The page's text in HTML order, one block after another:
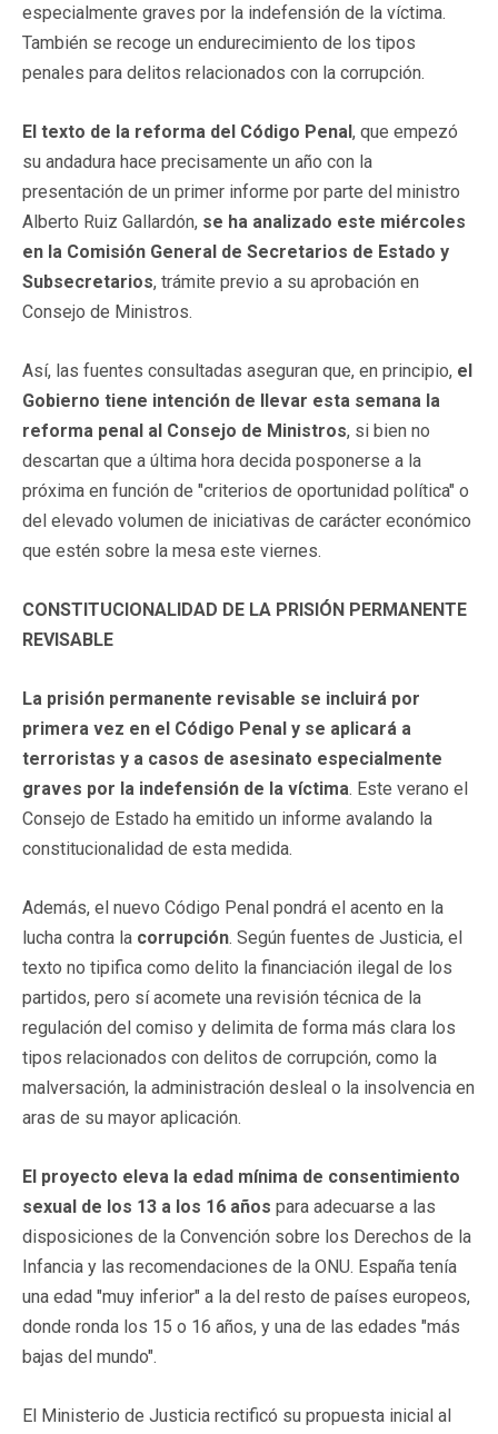
especialmente graves por la indefensión de la víctima.
También se recoge un endurecimiento de los tipos
penales para delitos relacionados con la corrupción.
El texto de la reforma del Código Penal, que empezó
su andadura hace precisamente un año con la
presentación de un primer informe por parte del ministro
Alberto Ruiz Gallardón, se ha analizado este miércoles
en la Comisión General de Secretarios de Estado y
Subsecretarios, trámite previo a su aprobación en
Consejo de Ministros.
Así, las fuentes consultadas aseguran que, en principio, el
Gobierno tiene intención de llevar esta semana la
reforma penal al Consejo de Ministros, si bien no
descartan que a última hora decida posponerse a la
próxima en función de "criterios de oportunidad política" o
del elevado volumen de iniciativas de carácter económico
que estén sobre la mesa este viernes.
CONSTITUCIONALIDAD DE LA PRISIÓN PERMANENTE
REVISABLE
La prisión permanente revisable se incluirá por
primera vez en el Código Penal y se aplicará a
terroristas y a casos de asesinato especialmente
graves por la indefensión de la víctima. Este verano el
Consejo de Estado ha emitido un informe avalando la
constitucionalidad de esta medida.
Además, el nuevo Código Penal pondrá el acento en la
lucha contra la corrupción. Según fuentes de Justicia, el
texto no tipifica como delito la financiación ilegal de los
partidos, pero sí acomete una revisión técnica de la
regulación del comiso y delimita de forma más clara los
tipos relacionados con delitos de corrupción, como la
malversación, la administración desleal o la insolvencia en
aras de su mayor aplicación.
El proyecto eleva la edad mínima de consentimiento
sexual de los 13 a los 16 años para adecuarse a las
disposiciones de la Convención sobre los Derechos de la
Infancia y las recomendaciones de la ONU. España tenía
una edad "muy inferior" a la del resto de países europeos,
donde ronda los 15 o 16 años, y una de las edades "más
bajas del mundo".
El Ministerio de Justicia rectificó su propuesta inicial al